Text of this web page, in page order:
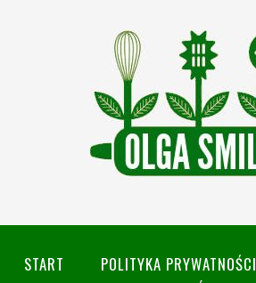
START POLITYKA PRYWATNOŚCI